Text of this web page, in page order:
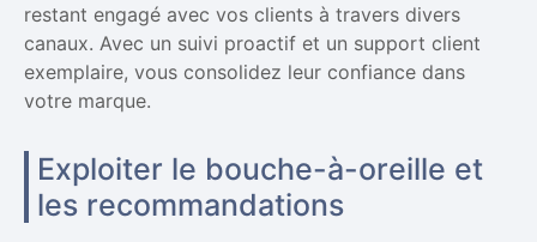
restant engagé avec vos clients à travers divers
canaux. Avec un suivi proactif et un support client
exemplaire, vous consolidez leur confiance dans
votre marque.
Exploiter le bouche-à-oreille et
les recommandations